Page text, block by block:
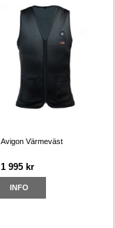
Avigon Värmeväst
1 995 kr
INFO